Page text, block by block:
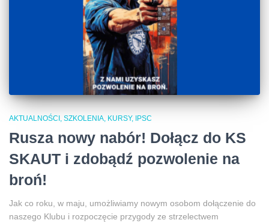
AKTUALNOŚCI, SZKOLENIA, KURSY, IPSC
Rusza nowy nabór! Dołącz do KS
SKAUT i zdobądź pozwolenie na
broń!
Jak co roku, w maju, umożliwiamy nowym osobom dołączenie do
naszego Klubu i rozpoczęcie przygody ze strzelectwem